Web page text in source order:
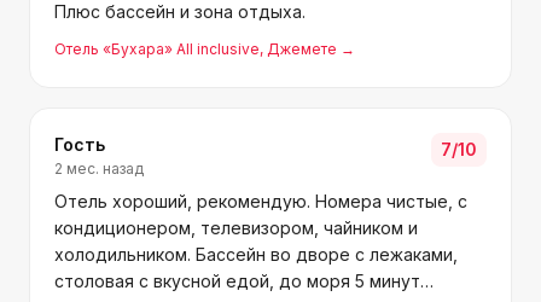
Плюс бассейн и зона отдыха.
Отель «Бухара» All inclusive, Джемете →
Гость
2 мес. назад
7/10
Отель хороший, рекомендую. Номера чистые, с
кондиционером, телевизором, чайником и
холодильником. Бассейн во дворе с лежаками,
столовая с вкусной едой, до моря 5 минут